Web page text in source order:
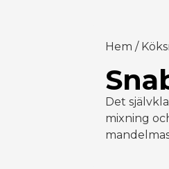
Hem /
Det
mixning